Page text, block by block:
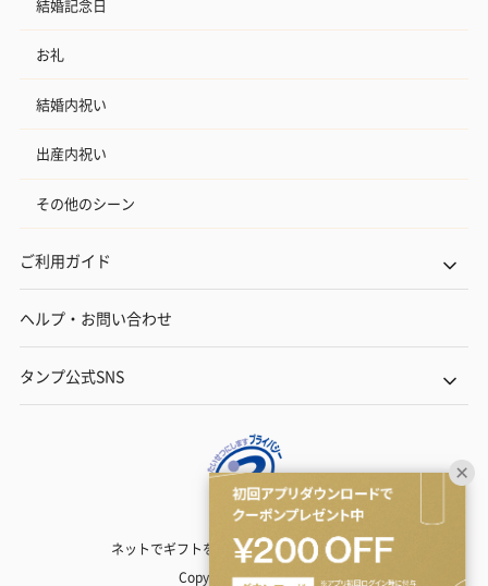
結婚記念日
お礼
結婚内祝い
出産内祝い
その他のシーン
ご利用ガイド
ヘルプ・お問い合わせ
タンプ公式SNS
ネットでギフトを贈るなら | TANP（タンプ）
Copyright© TANP Inc.